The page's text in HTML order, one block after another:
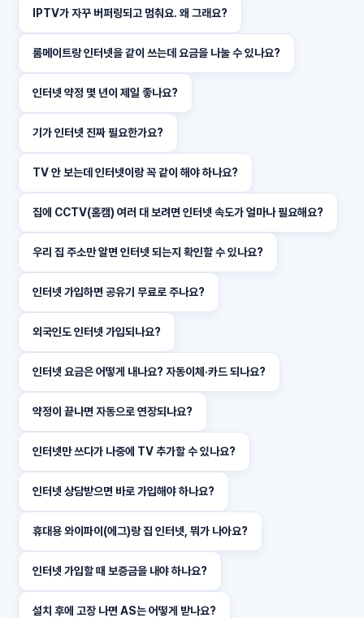
IPTV가 자꾸 버퍼링되고 멈춰요. 왜 그래요?
룸메이트랑 인터넷을 같이 쓰는데 요금을 나눌 수 있나요?
인터넷 약정 몇 년이 제일 좋나요?
기가 인터넷 진짜 필요한가요?
TV 안 보는데 인터넷이랑 꼭 같이 해야 하나요?
집에 CCTV(홈캠) 여러 대 보려면 인터넷 속도가 얼마나 필요해요?
우리 집 주소만 알면 인터넷 되는지 확인할 수 있나요?
인터넷 가입하면 공유기 무료로 주나요?
외국인도 인터넷 가입되나요?
인터넷 요금은 어떻게 내나요? 자동이체·카드 되나요?
약정이 끝나면 자동으로 연장되나요?
인터넷만 쓰다가 나중에 TV 추가할 수 있나요?
인터넷 상담받으면 바로 가입해야 하나요?
휴대용 와이파이(에그)랑 집 인터넷, 뭐가 나아요?
인터넷 가입할 때 보증금을 내야 하나요?
설치 후에 고장 나면 AS는 어떻게 받나요?